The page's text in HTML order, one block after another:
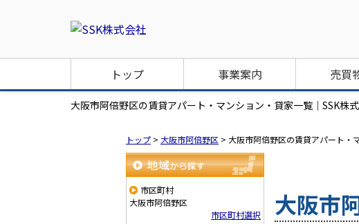
トップ
事業案内 売買
大阪市阿倍野区の賃貸アパート・マンション・貸家一覧｜SSK株
トップ > 大阪市阿倍野区 > 大阪市阿倍野区の賃貸アパート・
地域から探す
市区町村
大阪市阿倍野区
市区町村選択
大阪市